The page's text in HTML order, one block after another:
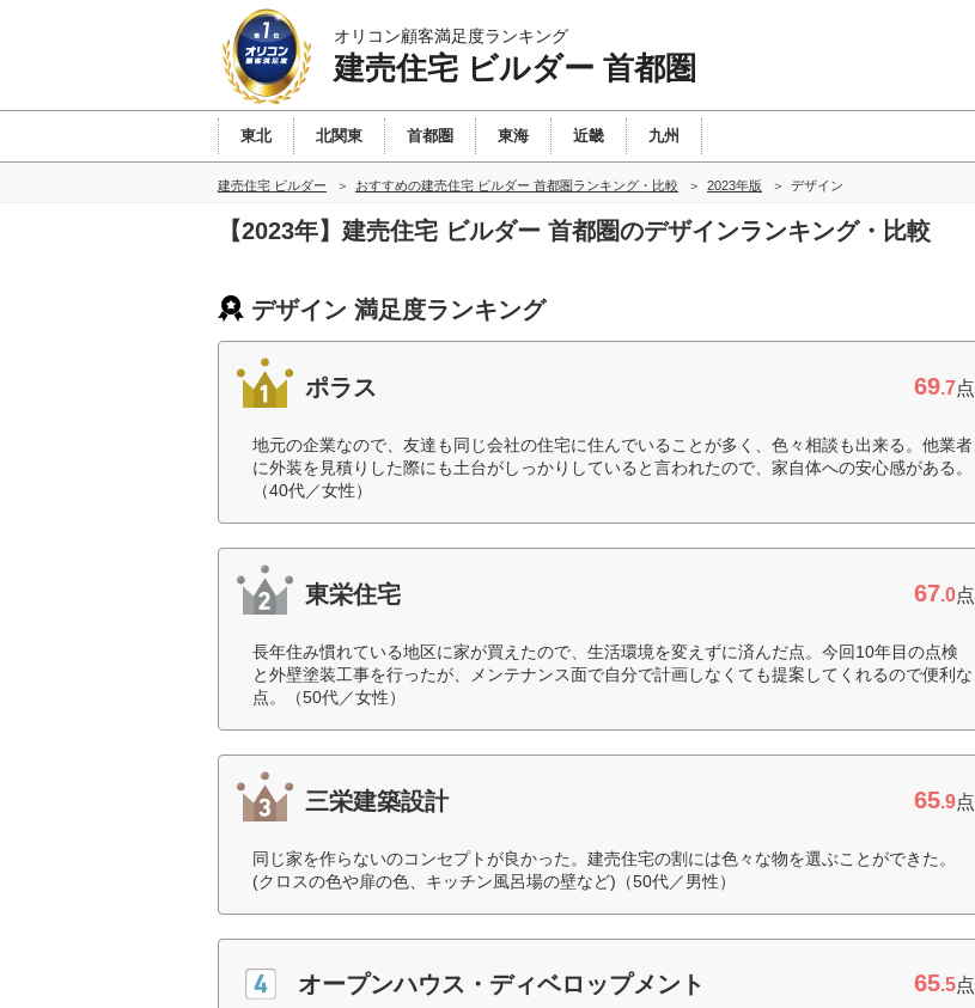
オリコン顧客満足度ランキング
建売住宅 ビルダー 首都圏
東北 北関東 首都圏 東海 近畿 九州
建売住宅 ビルダー おすすめの建売住宅 ビルダー 首都圏ランキング・比較 2023年版 デザイン
【2023年】建売住宅 ビルダー 首都圏のデザインランキング・比較
デザイン 満足度ランキング
ポラス 69.7点
地元の企業なので、友達も同じ会社の住宅に住んでいることが多く、色々相談も出来る。他業者
に外装を見積りした際にも土台がしっかりしていると言われたので、家自体への安心感がある。
（40代／女性）
東栄住宅 67.0点
長年住み慣れている地区に家が買えたので、生活環境を変えずに済んだ点。今回10年目の点検
と外壁塗装工事を行ったが、メンテナンス面で自分で計画しなくても提案してくれるので便利な
点。（50代／女性）
三栄建築設計 65.9点
同じ家を作らないのコンセプトが良かった。建売住宅の割には色々な物を選ぶことができた。
(クロスの色や扉の色、キッチン風呂場の壁など)（50代／男性）
オープンハウス・ディベロップメント 65.5点